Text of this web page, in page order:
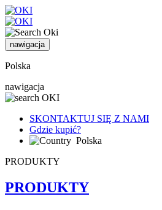
nawigacja
Polska
nawigacja
SKONTAKTUJ SIĘ Z NAMI
Gdzie kupić?
Polska
PRODUKTY
PRODUKTY